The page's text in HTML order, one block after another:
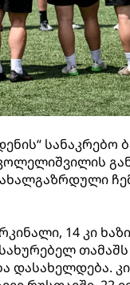
სანაკრებო
14 კი
დასახელდება.